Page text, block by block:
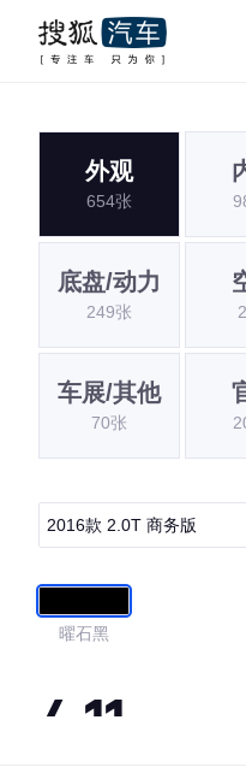
外观
654张
底盘/动力
249张
车展/其他
70张
2016款 2.0T 商务版
曜石黑
4.11